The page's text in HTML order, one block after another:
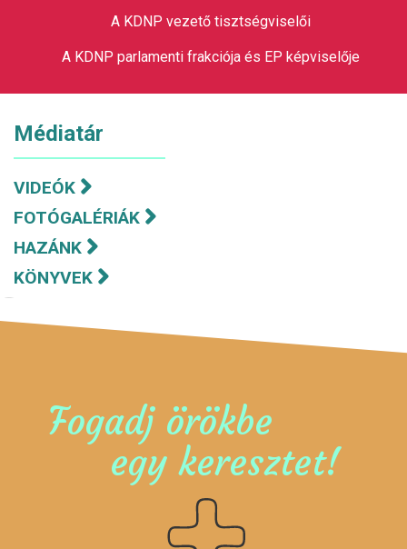
A KDNP vezető tisztségviselői
A KDNP parlamenti frakciója és EP képviselője
Médiatár
VIDEÓK
FOTÓGALÉRIÁK
HAZÁNK
KÖNYVEK
Fogadj örökbe
egy keresztet!